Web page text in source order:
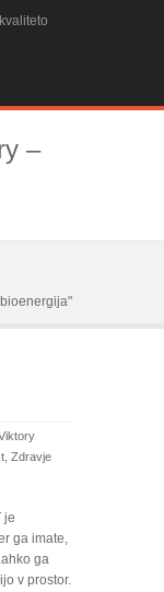
Zdravje
je
ga imate,
ga
v prostor.